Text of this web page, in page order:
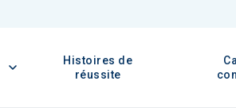
Histoires de
réussite